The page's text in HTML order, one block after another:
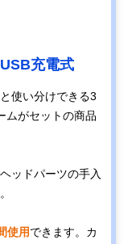
充電式
使い分けできる3
ムがセットの商品
ッドパーツの手入
使用できます。カ